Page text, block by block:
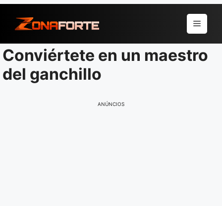
para
conteúdo
Menu
Conviértete en un maestro
del ganchillo
ANÚNCIOS